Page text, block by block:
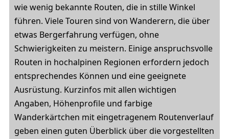
wie wenig bekannte Routen, die in stille Winkel
führen. Viele Touren sind von Wanderern, die über
etwas Bergerfahrung verfügen, ohne
Schwierigkeiten zu meistern. Einige anspruchsvolle
Routen in hochalpinen Regionen erfordern jedoch
entsprechendes Können und eine geeignete
Ausrüstung. Kurzinfos mit allen wichtigen
Angaben, Höhenprofile und farbige
Wanderkärtchen mit eingetragenem Routenverlauf
geben einen guten Überblick über die vorgestellten